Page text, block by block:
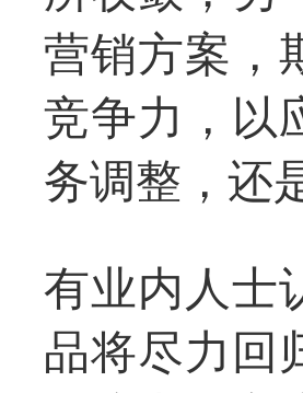
营销方案，
竞争力，以
务调整，还
有业内人士
品将尽力回